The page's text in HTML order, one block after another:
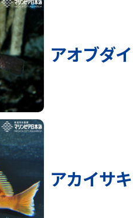
アオブダイ
アカイサキ